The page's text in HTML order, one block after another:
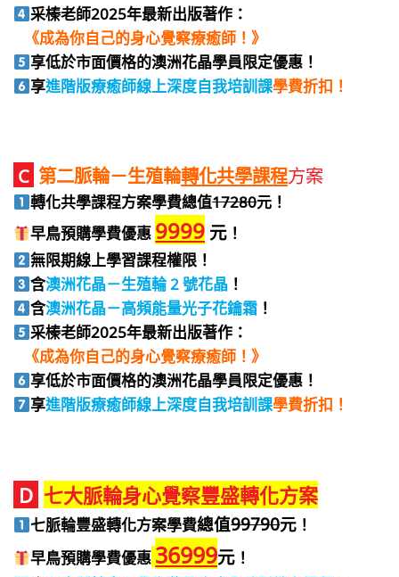
采榛老師2025年最新出版著作：
《成為你自己的身心覺察療癒師！》
享低於市面價格的澳洲花晶學員限定優惠！
享進階版療癒師線上深度自我培訓課學費折扣！
C 第二脈輪－生殖輪轉化共學課程方案
轉化共學課程方案學費總值17280元！
早鳥預購學費優惠 9999 元 ！
無限期線上學習課程權限！
含澳洲花晶－生殖輪 2 號花晶 ！
含澳洲花晶－高頻能量光子花鑰霜 ！
采榛老師2025年最新出版著作：
《成為你自己的身心覺察療癒師！》
享低於市面價格的澳洲花晶學員限定優惠！
享進階版療癒師線上深度自我培訓課學費折扣！
D 七大脈輪身心覺察豐盛轉化方案
七脈輪豐盛轉化方案學費總值99790元 ！
早鳥預購學費優惠 36999元 ！